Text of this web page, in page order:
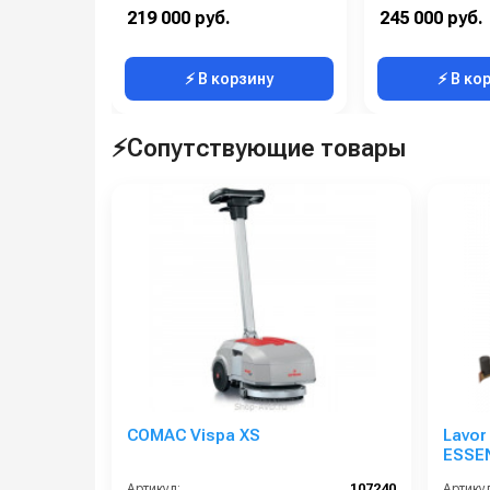
219 000 руб.
⚡ В корзину
245 000 руб.
⚡ В
⚡Сопутствующие товары
COMAC Vispa XS